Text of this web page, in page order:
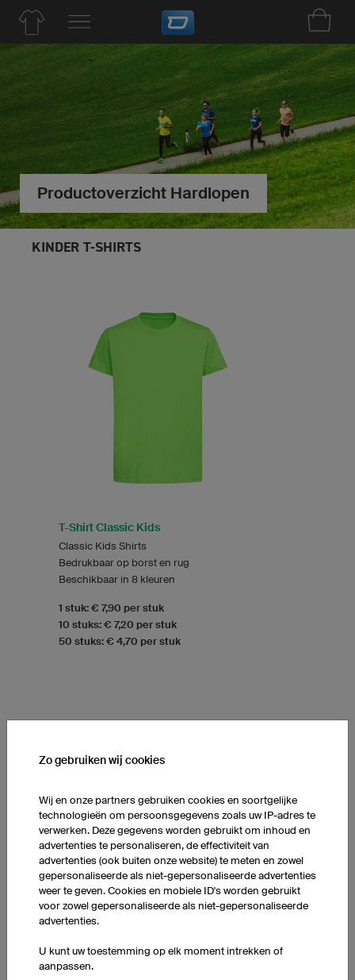
Productoverzicht Hardlopen
KINDER T-SHIRTS
T-Shirt Classic Kids
Classic Kids Shirts
Bedrukbaar op borst en rug
Beschikbaar in 8 kleuren
1 stuk: € 7,90 per stuk
10 stuks: € 7,20 per stuk
50 stuks: € 4,70 per stuk
Dames Hardloopshirts Damesjacks
Heren Hardloopbroeken
Zelf hardloopshirts
ontwerpen
Zo gebruiken wij cookies
Wij en onze partners gebruiken cookies en soortgelijke
technologieën om persoonsgegevens zoals uw IP-adres te
verwerken. Deze gegevens worden gebruikt om inhoud en
advertenties te personaliseren, de effectiviteit van
advertenties (ook buiten onze website) te meten en zowel
gepersonaliseerde als niet-gepersonaliseerde advertenties
weer te geven. Cookies en mobiele ID's worden gebruikt
voor zowel gepersonaliseerde als niet-gepersonaliseerde
advertenties.
U kunt uw toestemming op elk moment intrekken of
aanpassen.